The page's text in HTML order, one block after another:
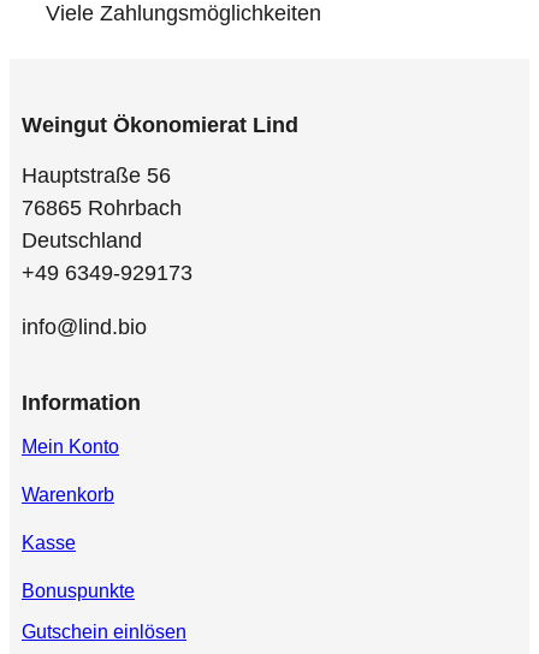
Viele Zahlungsmöglichkeiten
Weingut Ökonomierat Lind
Hauptstraße 56
76865 Rohrbach
Deutschland
+49 6349-929173
info@lind.bio
Information
Mein Konto
Warenkorb
Kasse
Bonuspunkte
Gutschein einlösen